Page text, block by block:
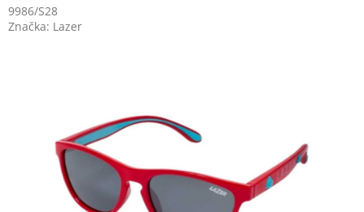
9986/S28
Značka: Lazer